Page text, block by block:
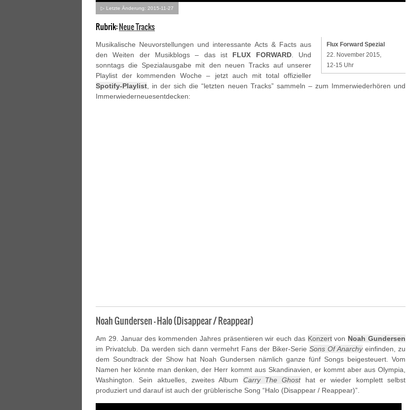
▷ Letzte Änderung: 2015-11-27
Rubrik:Neue Tracks
Flux Forward Spezial
22. November 2015,
12-15 Uhr
Musikalische Neuvorstellungen und interessante Acts & Facts aus
den Weiten der Musikblogs – das ist FLUX FORWARD. Und
sonntags die Spezialausgabe mit den neuen Tracks auf unserer
Playlist der kommenden Woche – jetzt auch mit total offizieller
Spotify-Playlist , in der sich die “letzten neuen Tracks” sammeln – zum Immerwiederhören und
Immerwiederneuesentdecken:
Noah Gundersen – Halo (Disappear / Reappear)
Am 29. Januar des kommenden Jahres präsentieren wir euch das Konzertvon Noah Gundersen
im Privatclub. Da werden sich dann vermehrt Fans der Biker-Serie Sons Of Anarchyeinfinden, zu
dem Soundtrack der Show hat Noah Gundersen nämlich ganze fünf Songs beigesteuert. Vom
Namen her könnte man denken, der Herr kommt aus Skandinavien, er kommt aber aus Olympia,
Washington. Sein aktuelles, zweites Album Carry The Ghosthat er wieder komplett selbst
produziert und darauf ist auch der grüblerische Song “Halo (Disappear / Reappear)”.